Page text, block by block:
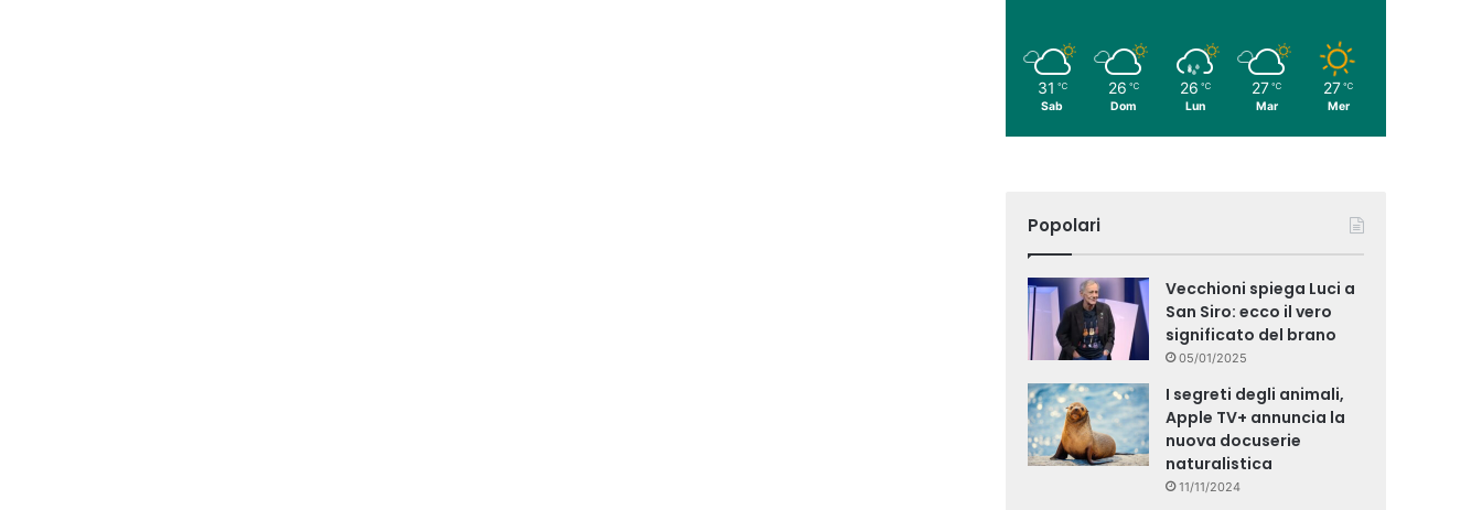
31 ℃
Sab
26 ℃
Dom
26 ℃
Lun
27 ℃
Mar
27 ℃
Mer
Popolari
Vecchioni spiega Luci a
San Siro: ecco il vero
significato del brano
05/01/2025
I segreti degli animali,
Apple TV+ annuncia la
nuova docuserie
naturalistica
11/11/2024